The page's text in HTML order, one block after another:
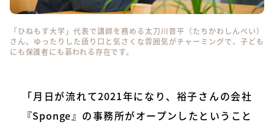
「ひねもす大学」代表で講師を務める太刀川晋平（たちかわしんぺい）
さん。ゆったりした語り口と気さくな雰囲気がチャーミングで、子ども
にも保護者にも慕われる存在です。
「月日が流れて2021年になり、裕子さんの会社
『Sponge』の事務所がオープンしたということ